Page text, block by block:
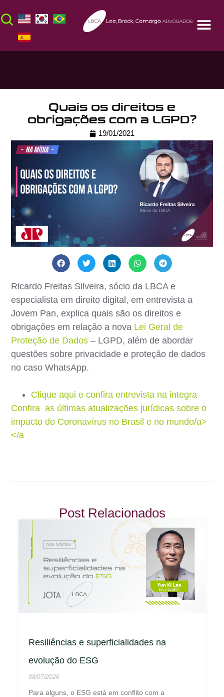
Quais os direitos e
obrigações com a LGPD?
19/01/2021
Ricardo Freitas Silveira, sócio da LBCA e
especialista em direito digital, em entrevista a
Jovem Pan, explica quais são os direitos e
obrigações em relação a nova Lei Geral de
Proteção de Dados – LGPD, além de abordar
questões sobre privacidade e proteção de dados
no caso WhatsApp.
Clique aqui e confira entrevista na integra
Confira as últimas atualizações jurídicas sobre o
impacto do Coronavírus no Brasil e no mundo/a>
</a
Post Relacionados
Resiliências e superficialidades na
evolução do ESG
08/07/2026
Para alguns, o ESG está em conflito com a